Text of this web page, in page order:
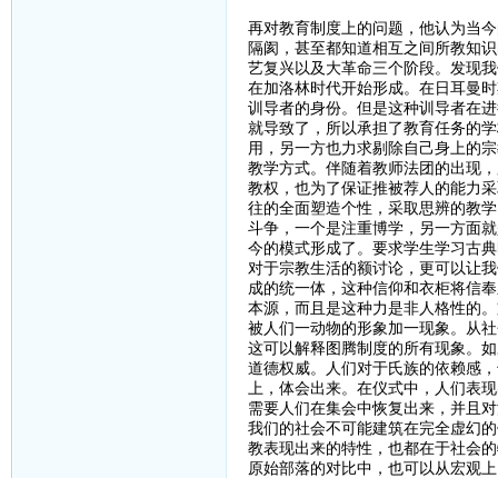
再对教育制度上的问题，他认为当
隔阂，甚至都知道相互之间所教知
艺复兴以及大革命三个阶段。发现
在加洛林时代开始形成。在日耳曼
训导者的身份。但是这种训导者在
就导致了，所以承担了教育任务的
用，另一方也力求剔除自己身上的
教学方式。伴随着教师法团的出现
教权，也为了保证推被荐人的能力
往的全面塑造个性，采取思辨的教
斗争，一个是注重博学，另一方面
今的模式形成了。要求学生学习古
对于宗教生活的额讨论，更可以让
成的统一体，这种信仰和衣柜将信
本源，而且是这种力是非人格性的
被人们一动物的形象加一现象。从
这可以解释图腾制度的所有现象。
道德权威。人们对于氏族的依赖感
上，体会出来。在仪式中，人们表
需要人们在集会中恢复出来，并且
我们的社会不可能建筑在完全虚幻
教表现出来的特性，也都在于社会
原始部落的对比中，也可以从宏观